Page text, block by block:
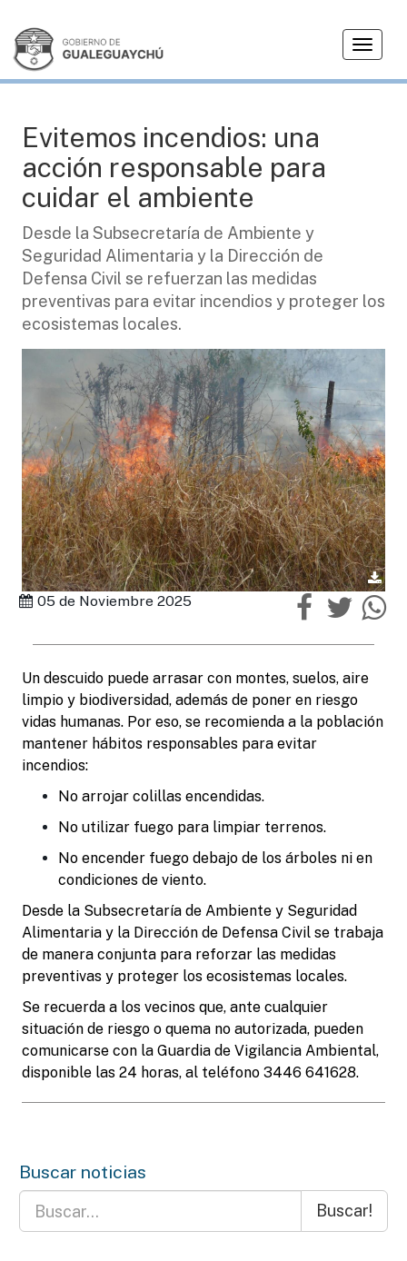
T
g
i
n
AMBIENTE
Evitemos incendios: una
acción responsable para
cuidar el ambiente
Desde la Subsecretaría de Ambiente y
Seguridad Alimentaria y la Dirección de
Defensa Civil se refuerzan las medidas
preventivas para evitar incendios y proteger los
ecosistemas locales.
05 de Noviembre 2025
Un descuido puede arrasar con montes, suelos, aire
limpio y biodiversidad, además de poner en riesgo
vidas humanas. Por eso, se recomienda a la población
mantener hábitos responsables para evitar
incendios:
No arrojar colillas encendidas.
No utilizar fuego para limpiar terrenos.
No encender fuego debajo de los árboles ni en
condiciones de viento.
Desde la Subsecretaría de Ambiente y Seguridad
Alimentaria y la Dirección de Defensa Civil se trabaja
de manera conjunta para reforzar las medidas
preventivas y proteger los ecosistemas locales.
Se recuerda a los vecinos que, ante cualquier
situación de riesgo o quema no autorizada, pueden
comunicarse con la Guardia de Vigilancia Ambiental,
disponible las 24 horas, al teléfono 3446 641628.
Buscar noticias
Buscar!